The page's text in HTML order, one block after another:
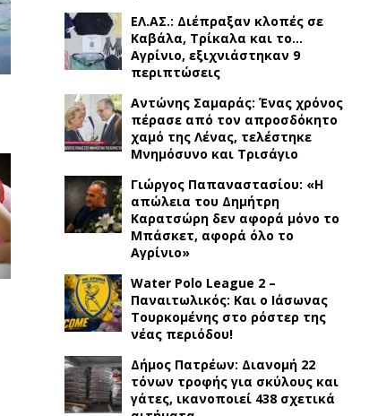
ΕΛ.ΑΣ.: Διέπραξαν κλοπές σε
Καβάλα, Τρίκαλα και το…
Αγρίνιο, εξιχνιάστηκαν 9
περιπτώσεις
Αντώνης Σαμαράς: Ένας χρόνος
πέρασε από τον απροσδόκητο
χαμό της Λένας, τελέστηκε
Μνημόσυνο και Τρισάγιο
Γιώργος Παπαναστασίου: «Η
απώλεια του Δημήτρη
Καρατσώρη δεν αφορά μόνο το
Μπάσκετ, αφορά όλο το
Αγρίνιο»
Water Polo League 2 –
Παναιτωλικός: Και ο Ιάσωνας
Τουρκομένης στο ρόστερ της
νέας περιόδου!
Δήμος Πατρέων: Διανομή 22
τόνων τροφής για σκύλους και
γάτες, ικανοποιεί 438 σχετικά